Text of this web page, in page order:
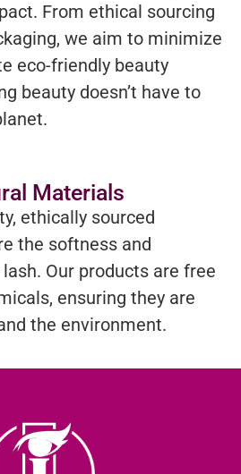
From ethical sourcing
we aim to minimize
eco-friendly beauty
beauty doesn’t have to
Materials
ethically sourced
the softness and
Our products are free
ensuring they are
the environment.